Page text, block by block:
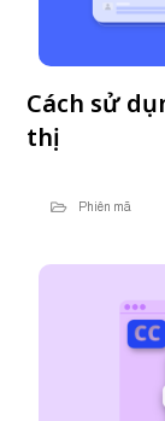
Cách sử
thị
Phiên mã